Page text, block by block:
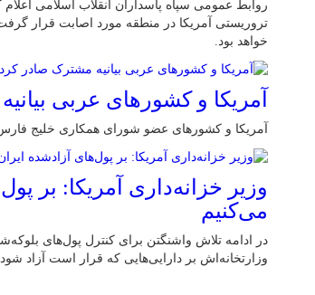
روابط عمومی سپاه پاسداران انقلاب اسلامی
تروریستی آمریکا در منطقه مورد اصابت قرار
خواهد بود.
آمریکا و کشورهای عربی
آمریکا و کشورهای عضو شورای همکاری خلیج
وزیر خزانه‌داری آمریکا: بر
می‌کنیم
در ادامه تلاش واشنگتن برای کنترل پول‌های
وزارتخانه‌اش بر دارایی‌هایی که قرار است آزاد